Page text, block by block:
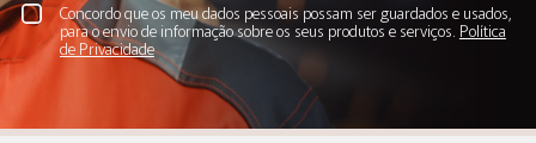
Concordo que os meu dados pessoais possam ser guardados e usados,
para o envio de informação sobre os seus produtos e serviços. Política
de Privacidade